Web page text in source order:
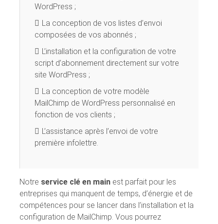
WordPress ;
La conception de vos listes d’envoi
composées de vos abonnés ;
L’installation et la configuration de votre
script d’abonnement directement sur votre
site WordPress ;
La conception de votre modèle
MailChimp de WordPress personnalisé en
fonction de vos clients ;
L’assistance après l’envoi de votre
première infolettre.
Notre service clé en main est parfait pour les
entreprises qui manquent de temps, d’énergie et de
compétences pour se lancer dans l’installation et la
configuration de MailChimp. Vous pourrez